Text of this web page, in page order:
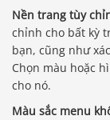
Nền trang tùy
chỉnh cho bất kỳ
bạn, cũng như
Chọn màu hoặc
cho nó.
Màu sắc menu